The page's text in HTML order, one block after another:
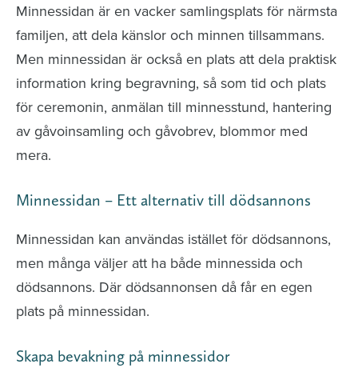
Minnessidan är en vacker samlingsplats för närmsta
familjen, att dela känslor och minnen tillsammans.
Men minnessidan är också en plats att dela praktisk
information kring begravning, så som tid och plats
för ceremonin, anmälan till minnesstund, hantering
av gåvoinsamling och gåvobrev, blommor med
mera.
Minnessidan – Ett alternativ till dödsannons
Minnessidan kan användas istället för dödsannons,
men många väljer att ha både minnessida och
dödsannons. Där dödsannonsen då får en egen
plats på minnessidan.
Skapa bevakning på minnessidor